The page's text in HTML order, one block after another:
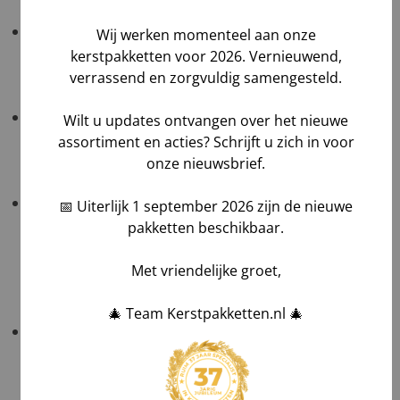
Track & Trace: u ontvangt de link uiterlijk op de
ochtend van de bezorgdag; bij levering uit meerdere
magazijnen ontvangt u meerdere links.
Tijdvak levering: standaard 08:00–17:00 zonder
meerprijs; levering tussen 08:00–12:00 of 12:00–16:00
tegen €55,- toeslag.
Ons advies: kies palletzendingvoor zekerheid en
levering tot de drempel; reguliere pakketdiensten
verlies. Kies ook voor voldoende speling tussen
Bouw voldoende speling in tussen het geplande
bezorgdatum en kerst (≥ 4 werkdagen) om
teleurstellingen te voorkomen.
Wij werken momenteel aan onze
kerstpakketten voor 2026. Vernieuwend,
verrassend en zorgvuldig samengesteld.
Wilt u updates ontvangen over het nieuwe
assortiment en acties? Schrijft u zich in voor
onze nieuwsbrief.
📅 Uiterlijk 1 september 2026 zijn de nieuwe
pakketten beschikbaar.
Met vriendelijke groet,
🎄 Team Kerstpakketten.nl 🎄